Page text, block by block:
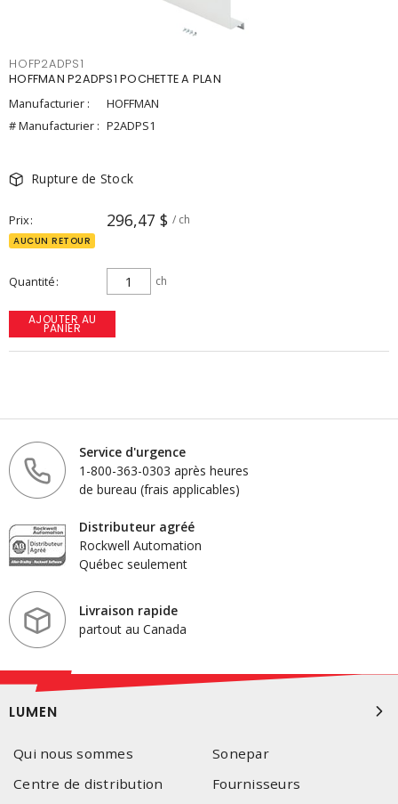
HOFP2ADPS1
HOFFMAN P2ADPS1 POCHETTE A PLAN
Manufacturier :
HOFFMAN
# Manufacturier : P2ADPS1
Rupture de Stock
Prix 296,47 $ / ch
AUCUN RETOUR
Quantité ch
AJOUTER AU
PANIER
Service d'urgence
1-800-363-0303 après heures
de bureau (frais applicables)
Distributeur agréé
Rockwell Automation
Québec seulement
Livraison rapide
partout au Canada
LUMEN
Qui nous sommes
Sonepar
Centre de distribution
Fournisseurs